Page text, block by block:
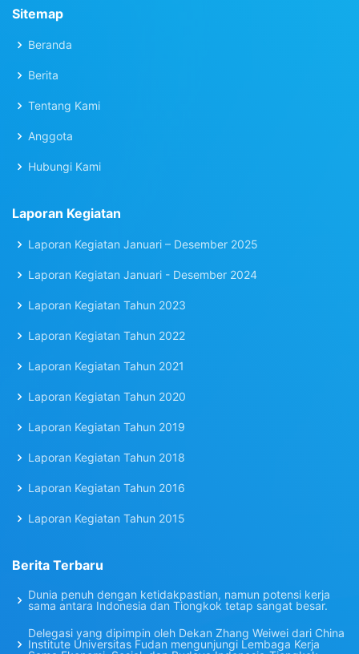
Sitemap
Beranda
Berita
Tentang Kami
Anggota
Hubungi Kami
Laporan Kegiatan
Laporan Kegiatan Januari – Desember 2025
Laporan Kegiatan Januari - Desember 2024
Laporan Kegiatan Tahun 2023
Laporan Kegiatan Tahun 2022
Laporan Kegiatan Tahun 2021
Laporan Kegiatan Tahun 2020
Laporan Kegiatan Tahun 2019
Laporan Kegiatan Tahun 2018
Laporan Kegiatan Tahun 2016
Laporan Kegiatan Tahun 2015
Berita Terbaru
Dunia penuh dengan ketidakpastian, namun potensi kerja
sama antara Indonesia dan Tiongkok tetap sangat besar.
Delegasi yang dipimpin oleh Dekan Zhang Weiwei dari China
Institute Universitas Fudan mengunjungi Lembaga Kerja